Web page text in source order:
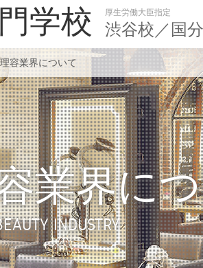
学校 渋谷校／国
厚生労働大臣指定
容業界について
業界に
INDUSTRY